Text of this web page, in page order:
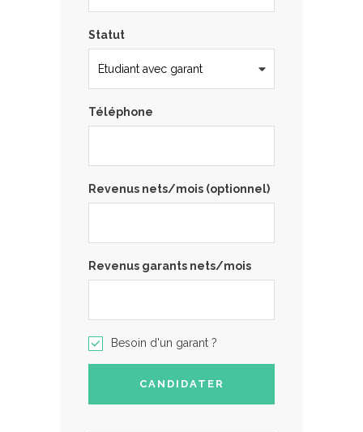
Statut
Téléphone
Revenus nets/mois (optionnel)
Revenus garants nets/mois
Besoin d'un garant ?